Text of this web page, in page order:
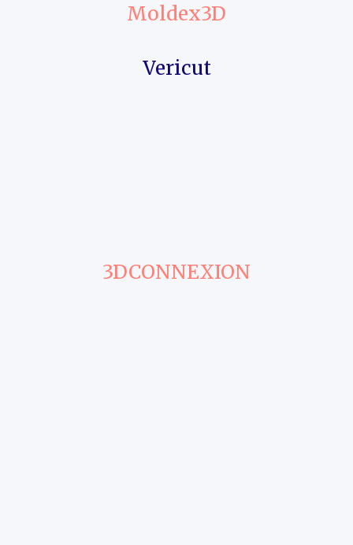
Moldex3D
Vericut
3DCONNEXION